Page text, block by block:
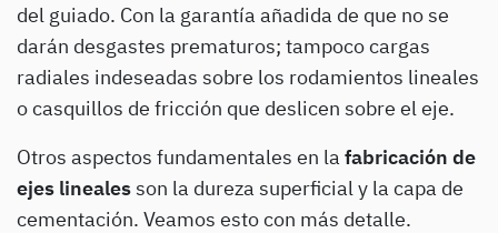
del guiado. Con la garantía añadida de que no se
darán desgastes prematuros; tampoco cargas
radiales indeseadas sobre los rodamientos lineales
o casquillos de fricción que deslicen sobre el eje.
Otros aspectos fundamentales en la fabricación de
ejes linealesson la dureza superficial y la capa de
cementación. Veamos esto con más detalle.